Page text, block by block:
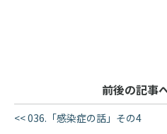
前後の記事
<< 036.「感染症の話」その4